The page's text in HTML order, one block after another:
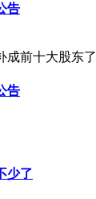
告
成前十大股东了
告
少了